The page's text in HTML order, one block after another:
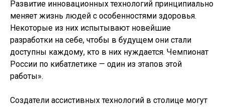
Развитие инновационных технологий принципиально
меняет жизнь людей с особенностями здоровья.
Некоторые из них испытывают новейшие
разработки на себе, чтобы в будущем они стали
доступны каждому, кто в них нуждается. Чемпионат
России по кибатлетике — один из этапов этой
работы».
Создатели ассистивных технологий в столице могут